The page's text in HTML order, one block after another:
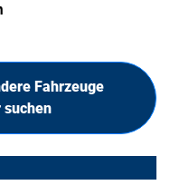
Fahrzeuge
suchen